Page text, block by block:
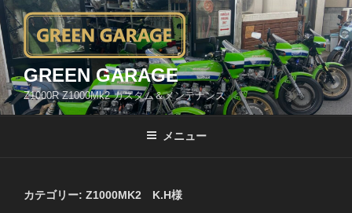
コ
ン
テ
ン
ツ
へ
GREEN GARAGE
Z1000R Z1000Mk2 カスタム＆メンテナンス
メニュー
カテゴリー: Z1000MK2 K.H様